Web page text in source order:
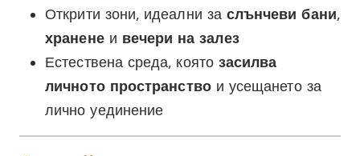
Открити зони, идеални за слънчеви бани,
храненеи вечери на залез
Естествена среда, която засилва
личното пространствои усещането за
лично уединение